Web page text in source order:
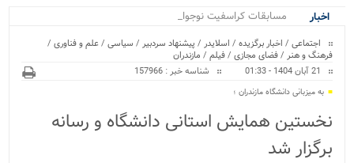
اخبار
مسابقات کراسفیت نوجوانان دخت.
اجتماعی / اخبار برگزیده / اسلایدر / پیشنهاد سردبیر / سیاسی / علم و فناوری /
فرهنگ و هنر /فضای مجازی /فیلم / مازندران
شناسه خبر : 157966
به میزبانی دانشگاه مازندران ؛
نخستین همایش استانی دانشگاه و رسانه
برگزار شد